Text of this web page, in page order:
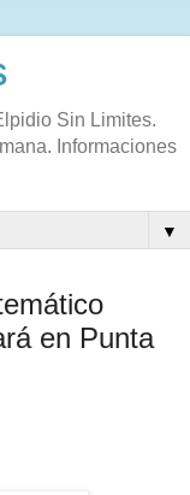
Sin Limites.
Informaciones
▼
en Punta